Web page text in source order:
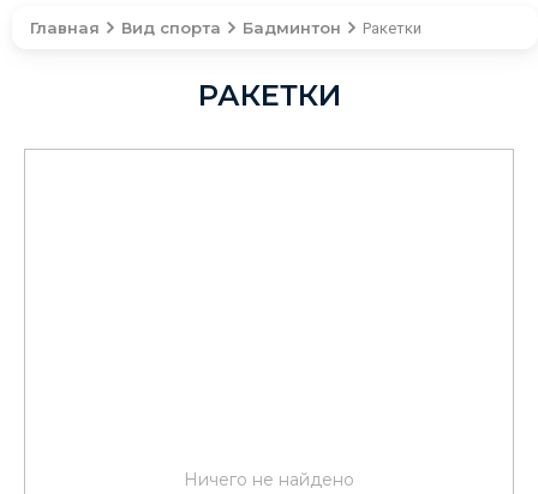
Главная Вид спорта Бадминтон Ракетки
РАКЕТКИ
Ничего не найдено